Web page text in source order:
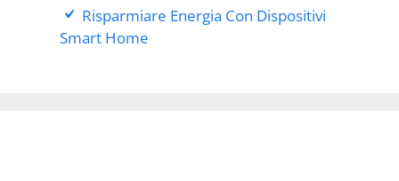
Risparmiare Energia Con Dispositivi
Smart Home